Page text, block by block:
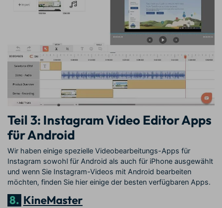
Teil 3: Instagram Video Editor Apps
für Android
Wir haben einige spezielle Videobearbeitungs-Apps für
Instagram sowohl für Android als auch für iPhone ausgewählt
und wenn Sie Instagram-Videos mit Android bearbeiten
möchten, finden Sie hier einige der besten verfügbaren Apps.
8. KineMaster